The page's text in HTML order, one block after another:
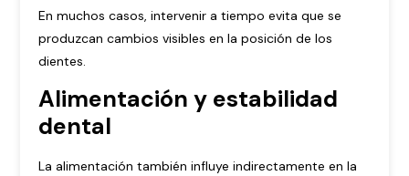
En muchos casos, intervenir a tiempo evita que se
produzcan cambios visibles en la posición de los
dientes.
Alimentación y estabilidad
dental
La alimentación también influye indirectamente en la